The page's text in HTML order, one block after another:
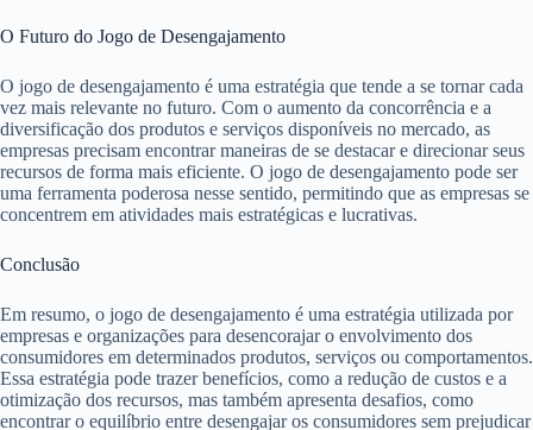
O Futuro do Jogo de Desengajamento
O jogo de desengajamento é uma estratégia que tende a se tornar cada
vez mais relevante no futuro. Com o aumento da concorrência e a
diversificação dos produtos e serviços disponíveis no mercado, as
empresas precisam encontrar maneiras de se destacar e direcionar seus
recursos de forma mais eficiente. O jogo de desengajamento pode ser
uma ferramenta poderosa nesse sentido, permitindo que as empresas se
concentrem em atividades mais estratégicas e lucrativas.
Conclusão
Em resumo, o jogo de desengajamento é uma estratégia utilizada por
empresas e organizações para desencorajar o envolvimento dos
consumidores em determinados produtos, serviços ou comportamentos.
Essa estratégia pode trazer benefícios, como a redução de custos e a
otimização dos recursos, mas também apresenta desafios, como
encontrar o equilíbrio entre desengajar os consumidores sem prejudicar